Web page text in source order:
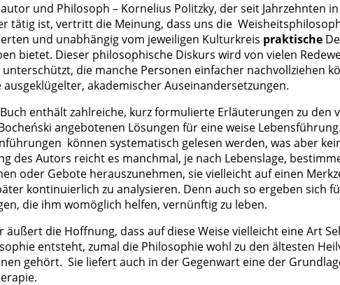
und Philosoph – Kornelius Politzky, der seit Jahrzehnten in
tätig ist, vertritt die Meinung, dass uns die
und unabhängig vom jeweiligen Kulturkreis praktische
bietet. Dieser philosophische Diskurs wird von vielen
unterschützt, die manche Personen einfacher nachvollziehen
ausgeklügelter, akademischer Auseinandersetzungen.
enthält zahlreiche, kurz formulierte Erläuterungen zu den
angebotenen Lösungen für eine weise
können systematisch gelesen werden, was aber
des Autors reicht es manchmal, je nach Lebenslage,
oder Gebote herauszunehmen, sie vielleicht auf einen
kontinuierlich zu analysieren. Denn auch so ergeben sich
die ihm womöglich helfen, vernünftig zu leben.
äußert die Hoffnung, dass auf diese Weise vielleicht eine Art
entsteht, zumal die Philosophie wohl zu den ältesten
gehört. Sie liefert auch in der Gegenwart eine der